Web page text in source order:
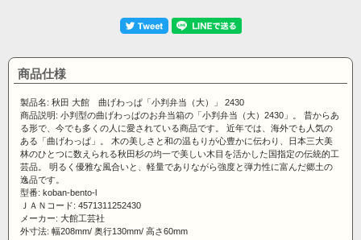
商品仕様
製品名: 秋田 大館 曲げわっぱ「小判弁当（大）」 2430
商品説明: 小判型の曲げわっぱのお弁当箱の「小判弁当（大）2430」。 昔からあ
る形で、今でも多くの人に愛されている商品です。 近年では、海外でも人気の
ある「曲げわっぱ」。 木の美しさと和の温もりが心豊かに伝わり、日本三大美
林のひとつに数えられる秋田杉の均一で美しい木目を活かした国指定の伝統的工
芸品。 明るく優雅な風合いと、軽量でありながら強度と弾力性に富んだ郷土の
逸品です。
型番: koban-bento-l
ＪＡＮコード: 4571311252430
メーカー: 大館工芸社
外寸法: 幅208mm/ 奥行130mm/ 高さ60mm